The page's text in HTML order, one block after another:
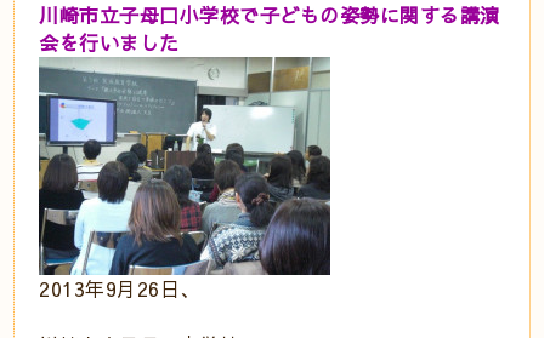
川崎市立子母口小学校で子どもの姿勢に関する講演
会を行いました
2013年9月26日、